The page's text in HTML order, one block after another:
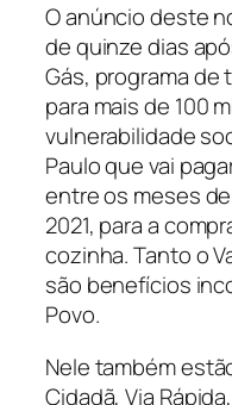
O anúncio deste
de quinze dias
Gás, programa de
para mais de 100
vulnerabilidade
Paulo que vai
entre os meses
2021, para a
cozinha. Tanto o
são benefícios
Povo.
Nele também
Cidadã, Via